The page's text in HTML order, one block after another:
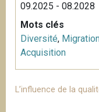
09.2025 - 08.2028
Mots clés
Diversité,
Acquisition
L’influence de la